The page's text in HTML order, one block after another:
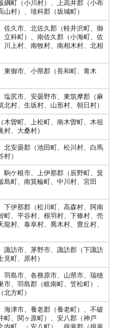
綱町（小川村）、上高井郡（小布
山村）、埴科郡（坂城町）
佐久市、北佐久郡（軽井沢町、御
立科町）、南佐久郡（小海町、佐
川上村、南牧村、南相木村、北相
東御市、小県郡（長和町、青木
塩尻市、安曇野市、東筑摩郡（麻
北村、生坂村、山形村、朝日村）
木曽町、上松町、南木曽町、木祖
村、大桑村）
北安曇郡（池田町、松川村、白馬
村）
駒ケ根市、上伊那郡（辰野町、箕
島町、南箕輪町、中川村、宮田
下伊那郡（松川町、高森村、阿南
町、平谷村、根羽村、下條村、売
龍村、泰阜村、喬木村、豊丘村、
諏訪市、茅野市、諏訪郡（下諏訪
見町、原村）
羽島市、各務原市、山県市、瑞穂
市、羽島郡（岐南町、笠松町）、
北方町）
海津市、養老郡（養老町）、不破
町、関ヶ原町）、安八郡（神戸